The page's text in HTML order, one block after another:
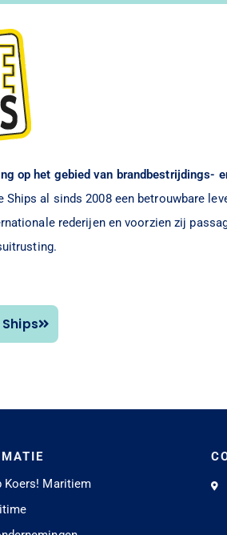
op het gebied van brandbestrijdings-
Ships al sinds 2008 een betrouwbare
rederijen en voorzien zij
Koers! Maritiem